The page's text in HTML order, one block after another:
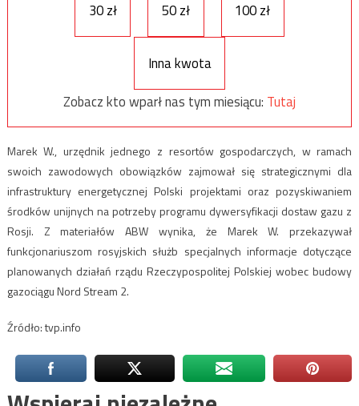
30 zł 50 zł 100 zł
Inna kwota
Zobacz kto wparł nas tym miesiącu: Tutaj
Marek W., urzędnik jednego z resortów gospodarczych, w ramach
swoich zawodowych obowiązków zajmował się strategicznymi dla
infrastruktury energetycznej Polski projektami oraz pozyskiwaniem
środków unijnych na potrzeby programu dywersyfikacji dostaw gazu z
Rosji. Z materiałów ABW wynika, że Marek W. przekazywał
funkcjonariuszom rosyjskich służb specjalnych informacje dotyczące
planowanych działań rządu Rzeczypospolitej Polskiej wobec budowy
gazociągu Nord Stream 2.
Źródło: tvp.info